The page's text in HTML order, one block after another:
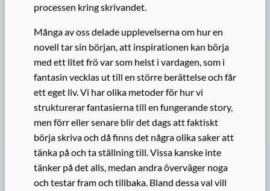
processen kring skrivandet.
Många av oss delade upplevelserna om hur en
novell tar sin början, att inspirationen kan börja
med ett litet frö var som helst i vardagen, som i
fantasin vecklas ut till en större berättelse och får
ett eget liv. Vi har olika metoder för hur vi
strukturerar fantasierna till en fungerande story,
men förr eller senare blir det dags att faktiskt
börja skriva och då finns det några olika saker att
tänka på och ta ställning till. Vissa kanske inte
tänker på det alls, medan andra överväger noga
och testar fram och tillbaka. Bland dessa val vill